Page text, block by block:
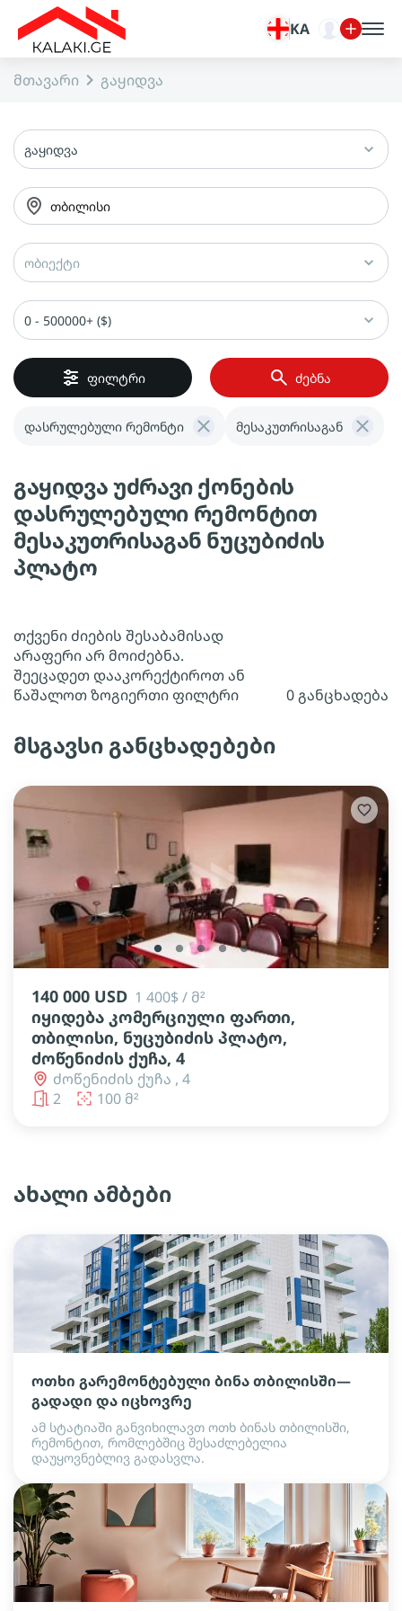
KA
მთავარი გაყიდვა
გაყიდვა
თბილისი
ობიექტი
0 - 500000+ ($)
ფილტრი ძებნა
დასრულებული რემონტი მესაკუთრისაგან
გაყიდვა უძრავი ქონების
დასრულებული რემონტით
მესაკუთრისაგან ნუცუბიძის
პლატო
თქვენი ძიების შესაბამისად
არაფერი არ მოიძებნა.
შეეცადეთ დააკორექტიროთ ან
წაშალოთ ზოგიერთი ფილტრი
0 განცხადება
მსგავსი განცხადებები
lens lens lens lens lens
140 000 USD 1 400$ / მ²
იყიდება კომერციული ფართი,
თბილისი, ნუცუბიძის პლატო,
ძოწენიძის ქუჩა, 4
ძოწენიძის ქუჩა , 4
2
100 მ²
ახალი ამბები
ოთხი გარემონტებული ბინა თბილისში—
გადადი და იცხოვრე
ამ სტატიაში განვიხილავთ ოთხ ბინას თბილისში,
რემონტით, რომლებშიც შესაძლებელია
დაუყოვნებლივ გადასვლა.